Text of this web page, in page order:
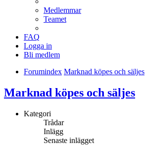
Medlemmar
Teamet
FAQ
Logga in
Bli medlem
Forumindex Marknad köpes och säljes
Marknad köpes och säljes
Kategori
Trådar
Inlägg
Senaste inlägget